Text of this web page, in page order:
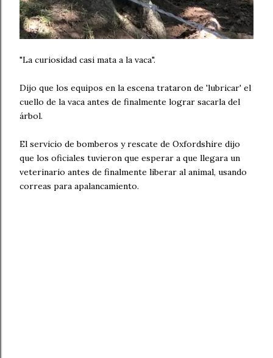
"La curiosidad casi mata a la vaca".
Dijo que los equipos en la escena trataron de 'lubricar' el
cuello de la vaca antes de finalmente lograr sacarla del
árbol.
El servicio de bomberos y rescate de Oxfordshire dijo
que los oficiales tuvieron que esperar a que llegara un
veterinario antes de finalmente liberar al animal, usando
correas para apalancamiento.